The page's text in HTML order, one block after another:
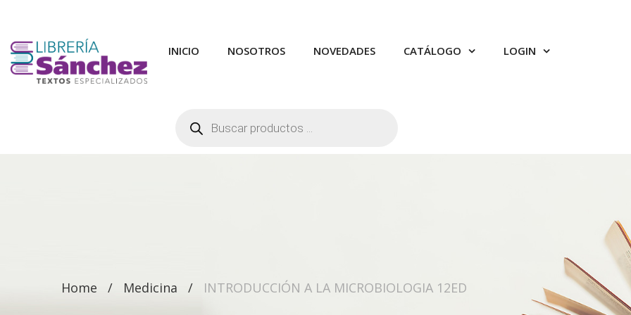
INICIO NOSOTROS NOVEDADES CATÁLOGO LOGIN
productos
Home Medicina INTRODUCCIÓN A LA MICROBIOLOGIA 12ED